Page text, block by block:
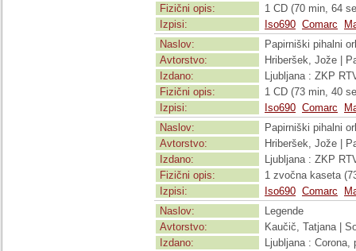
Fizični opis:
1 CD (70 min, 64
Izpisi:
Iso690 Comarc
Naslov:
Papirniški pihalni
Avtorstvo:
Hriberšek, Jože |
Izdano:
Ljubljana : ZKP
Fizični opis:
1 CD (73 min, 40
Izpisi:
Iso690 Comarc
Naslov:
Papirniški pihalni
Avtorstvo:
Hriberšek, Jože |
Izdano:
Ljubljana : ZKP
Fizični opis:
1 zvočna kaseta
Izpisi:
Iso690 Comarc
Naslov:
Legende
Avtorstvo:
Kaučič, Tatjana |
Izdano:
Ljubljana : Corona,